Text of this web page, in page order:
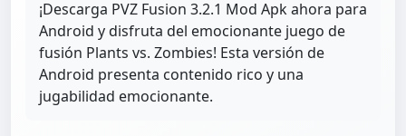
¡Descarga PVZ Fusion 3.2.1 Mod Apk ahora para
Android y disfruta del emocionante juego de
fusión Plants vs. Zombies! Esta versión de
Android presenta contenido rico y una
jugabilidad emocionante.